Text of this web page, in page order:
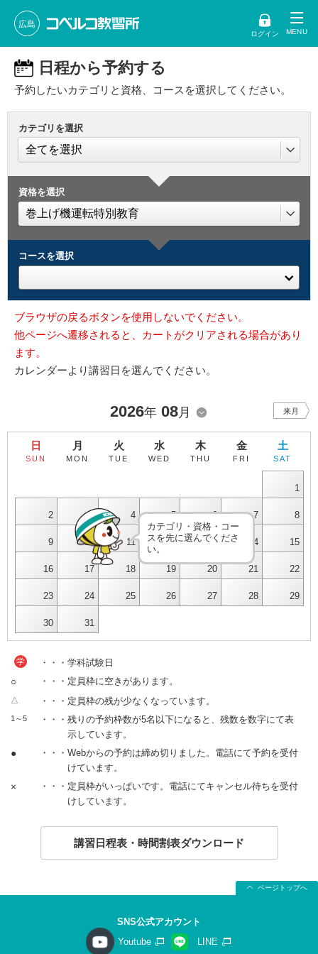
広島
ログイン
日程から予約する
予約したいカテゴリと資格、コースを選択してください。
カテゴリを選択
資格を選択
コースを選択
ブラウザの戻るボタンを使用しないでください。
他ページへ遷移されると、カートがクリアされる場合があり
ます。
カレンダーより講習日を選んでください。
2026年 08月 来月
日
SUN
月
MON
火
TUE
水
WED
木
THU
金
FRI
土
SAT
1
2 3 4 5 6 7 8
9 10 11 12 13 14 15
16 17 18 19 20 21 22
23 24 25 26 27 28 29
30 31
カテゴリ・資格・コー
スを先に選んでくださ
い。
学 ・・・学科試験日
○ ・・・定員枠に空きがあります。
△ ・・・定員枠の残が少なくなっています。
1～5
・・・残りの予約枠数が5名以下になると、残数を数字にて表
示しています。
●
・・・Webからの予約は締め切りました。電話にて予約を受付
けています。
×
・・・定員枠がいっぱいです。電話にてキャンセル待ちを受付
けしています。
講習日程表・時間割表ダウンロード
ページトップへ
SNS公式アカウント
Youtube
LINE